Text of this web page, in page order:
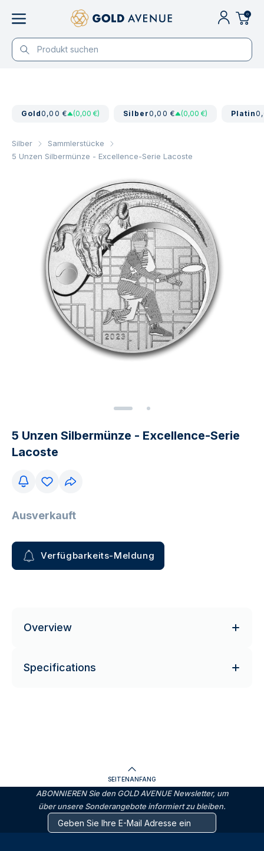
0
Gold0,00 € (0,00 €) Silber0,00 € (0,00 €) Platin
Silber
Sammlerstücke
5 Unzen Silbermünze - Excellence-Serie Lacoste
5 Unzen Silbermünze - Excellence-Serie
Lacoste
Ausverkauft
Verfügbarkeits-Meldung
Overview
Specifications
SEITENANFANG
ABONNIEREN Sie den GOLD AVENUE Newsletter, um
über unsere Sonderangebote informiert zu bleiben.